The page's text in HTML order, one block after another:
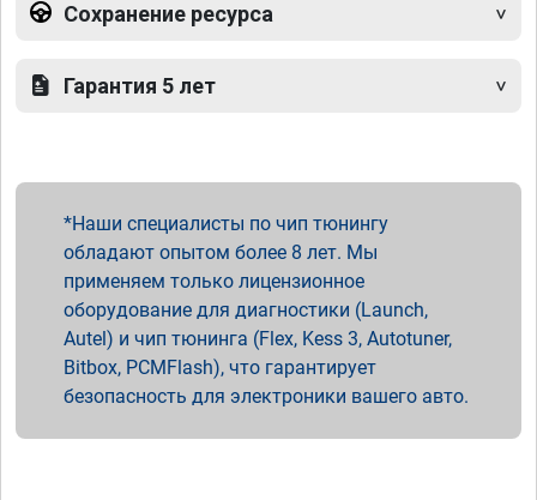
Сохранение ресурса
Гарантия 5 лет
Наши специалисты по чип тюнингу
обладают опытом более 8 лет. Мы
применяем только лицензионное
оборудование для диагностики (Launch,
Autel) и чип тюнинга (Flex, Kess 3, Autotuner,
Bitbox, PCMFlash), что гарантирует
безопасность для электроники вашего авто.